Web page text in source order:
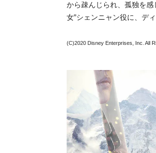
から疎んじられ、孤独を感
女”シェンニャン役に、デ
(C)2020 Disney Enterprises, Inc. All